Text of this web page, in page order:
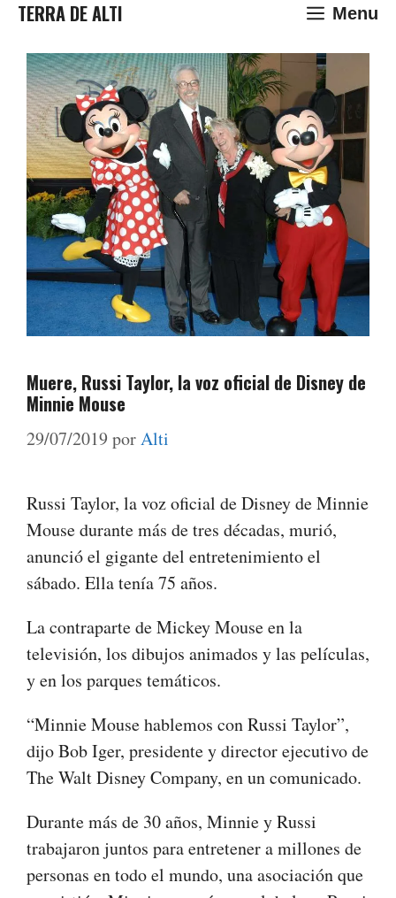
Saltar
contenido
TERRA DE ALTI Menu
Muere, Russi Taylor, la voz oficial de Disney de
Minnie Mouse
29/07/2019 porAlti
Russi Taylor, la voz oficial de Disney de Minnie
Mouse durante más de tres décadas, murió,
anunció el gigante del entretenimiento el
sábado. Ella tenía 75 años.
La contraparte de Mickey Mouse en la
televisión, los dibujos animados y las películas,
y en los parques temáticos.
“Minnie Mouse hablemos con Russi Taylor”,
dijo Bob Iger, presidente y director ejecutivo de
The Walt Disney Company, en un comunicado.
Durante más de 30 años, Minnie y Russi
trabajaron juntos para entretener a millones de
personas en todo el mundo, una asociación que